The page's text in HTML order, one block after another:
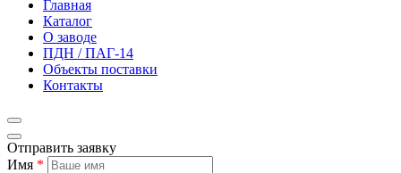
Главная
Каталог
О заводе
ПДН / ПАГ-14
Объекты поставки
Контакты
Отправить заявку
Имя *